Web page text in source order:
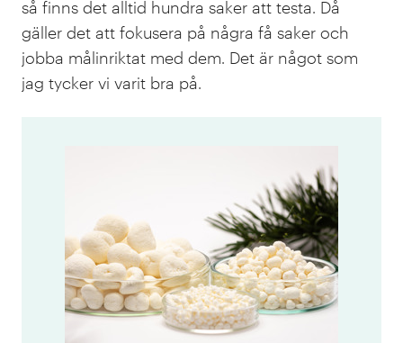
så finns det alltid hundra saker att testa. Då
gäller det att fokusera på några få saker och
jobba målinriktat med dem. Det är något som
jag tycker vi varit bra på.